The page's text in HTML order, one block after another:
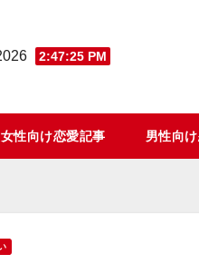
2:47:26 PM
女性向け恋愛記事 男性向